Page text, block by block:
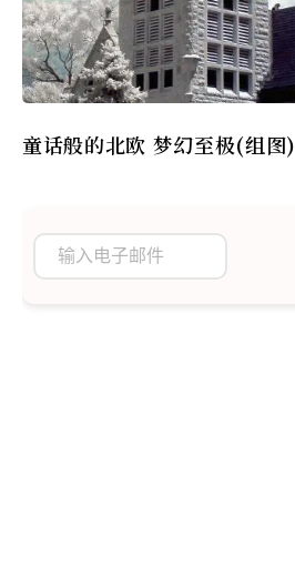
童话般的北欧 梦幻至极(组图)